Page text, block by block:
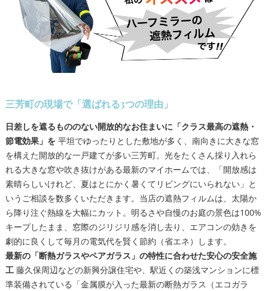
三芳町の現場で「選ばれる3つの理由」
日差しを遮るもののない開放的なお住まいに「クラス最高の遮熱・
節電効果」を平坦でゆったりとした敷地が多く、南向きに大きな窓
を構えた開放的な一戸建てが多い三芳町。光をたくさん採り入れら
れる大きな窓や吹き抜けがある最新のマイホームでは、「開放感は
素晴らしいけれど、夏はとにかく暑くてリビングにいられない」と
いうご相談を数多くいただきます。当店の遮熱フィルムは、太陽か
ら降り注ぐ熱線を大幅にカット。明るさや自慢のお庭の景色は100%
キープしたまま、窓際のジリジリ感を消し去り、エアコンの効きを
劇的に良くして毎月の電気代を賢く節約（省エネ）します。
最新の「断熱ガラスやペアガラス」の特性に合わせた安心の安全施
工藤久保周辺などの新興分譲住宅や、駅近くの築浅マンションに標
準装備されている「金属膜が入った最新の断熱ガラス（エコガラ